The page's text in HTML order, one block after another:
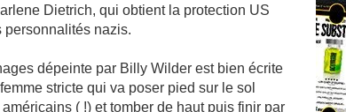
Dietrich, qui obtient la protection US
personnalités nazis.
dépeinte par Billy Wilder est bien écrite
stricte qui va poser pied sur le sol
( !) et tomber de haut puis finir par